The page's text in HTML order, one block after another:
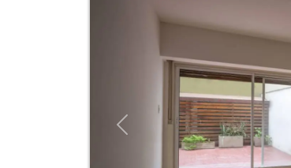
Previous